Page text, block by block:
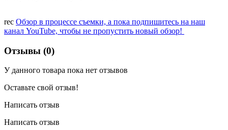
rec Обзор в процессе съемки, а пока подпишитесь на наш
канал YouTube, чтобы не пропустить новый обзор!
Отзывы (0)
У данного товара пока нет отзывов
Оставьте свой отзыв!
Написать отзыв
Написать отзыв